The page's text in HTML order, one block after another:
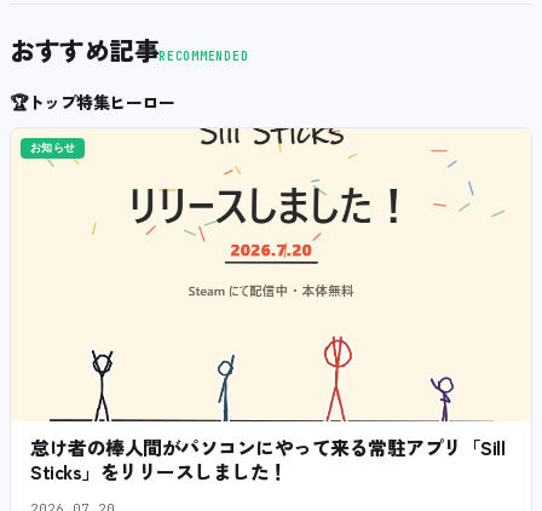
おすすめ記事RECOMMENDED
🏆トップ特集ヒーロー
お知らせ
怠け者の棒人間がパソコンにやって来る常駐アプリ「Sill
Sticks」をリリースしました！